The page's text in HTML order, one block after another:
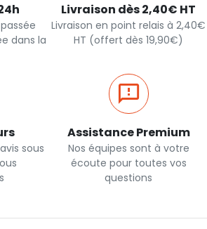
dans la
Livraison dès 2,40€ HT
Livraison en point relais à 2,40€
HT (offert dès 19,90€)
sous
Assistance Premium
Nos équipes sont à votre
écoute pour toutes vos
questions